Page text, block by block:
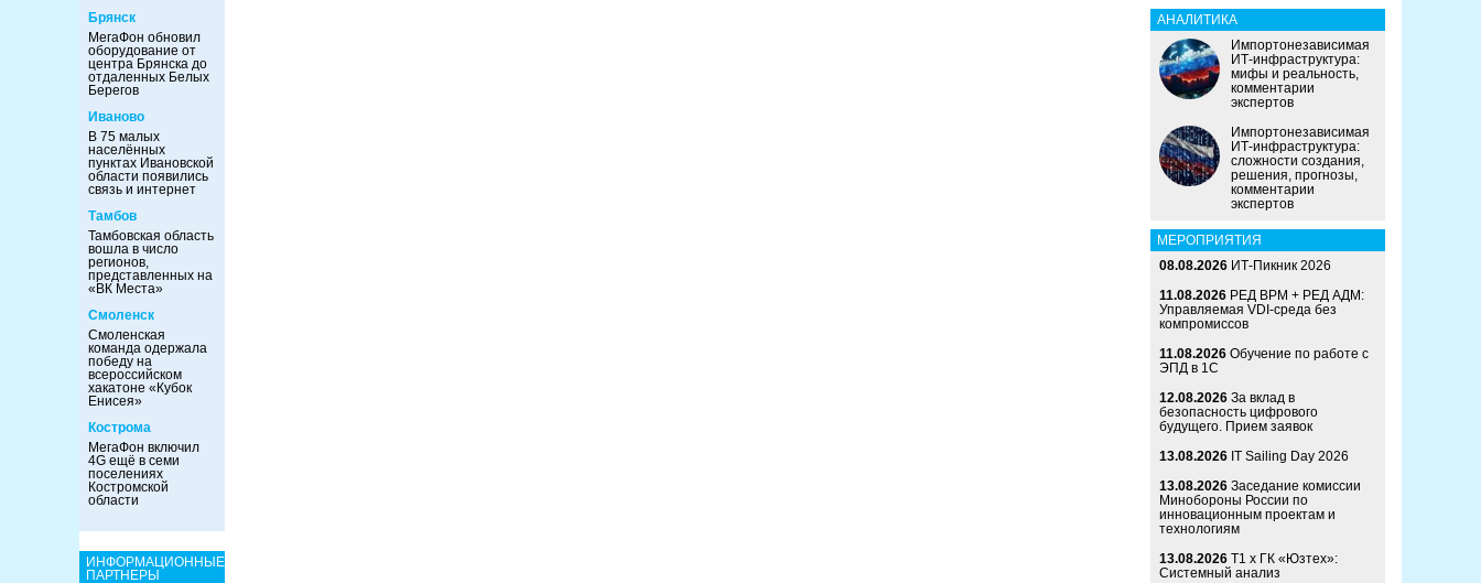
Брянск
МегаФон обновил
оборудование от
центра Брянска до
отдаленных Белых
Берегов
Иваново
В 75 малых
населённых
пунктах Ивановской
области появились
связь и интернет
Тамбов
Тамбовская область
вошла в число
регионов,
представленных на
«ВК Места»
Смоленск
Смоленская
команда одержала
победу на
всероссийском
хакатоне «Кубок
Енисея»
Кострома
МегаФон включил
4G ещё в семи
поселениях
Костромской
области
ИНФОРМАЦИОННЫЕ
ПАРТНЕРЫ
АНАЛИТИКА
Импортонезависимая
ИТ-инфраструктура:
мифы и реальность,
комментарии
экспертов
Импортонезависимая
ИТ-инфраструктура:
сложности создания,
решения, прогнозы,
комментарии
экспертов
МЕРОПРИЯТИЯ
08.08.2026 ИТ-Пикник 2026
11.08.2026 РЕД ВРМ + РЕД АДМ:
Управляемая VDI-среда без
компромиссов
11.08.2026 Обучение по работе с
ЭПД в 1С
12.08.2026 За вклад в
безопасность цифрового
будущего. Прием заявок
13.08.2026 IT Sailing Day 2026
13.08.2026 Заседание комиссии
Минобороны России по
инновационным проектам и
технологиям
13.08.2026 Т1 x ГК «Юзтех»:
Системный анализ